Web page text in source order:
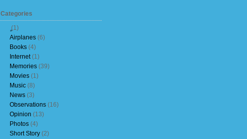
Categories
(1)
Airplanes (6)
Books (4)
Internet(1)
Memories (39)
Movies (1)
Music (8)
News (3)
Observations (16)
Opinion (13)
Photos (4)
Short Story (2)